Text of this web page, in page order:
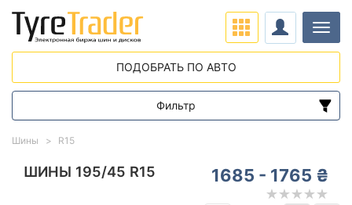
ШИНЫ 195/45 R15 1685 - 1765 ₴
Шины R15
ПОДОБРАТЬ ПО АВТО
Фильтр
Диапазон цен
от